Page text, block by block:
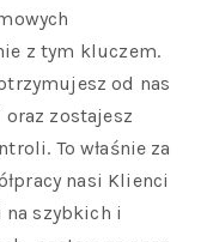
z tym kluczem.
od nas
zostajesz
To właśnie za
nasi Klienci
na szybkich i